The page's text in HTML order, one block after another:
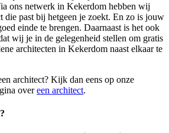
ons netwerk in Kekerdom hebben wij
die past bij hetgeen je zoekt. En zo is jouw
einde te brengen. Daarnaast is het ook
wij je in de gelegenheid stellen om gratis
architecten in Kekerdom naast elkaar te
architect? Kijk dan eens op onze
overeen architect.